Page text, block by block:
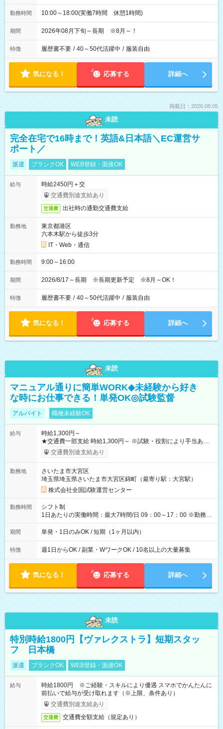
勤務時間 10:00～18:00(実働7時間 休憩1時間)
期間 2026年08月下旬～長期 ※8月～！
特徴 履歴書不要 / 40～50代活躍中 / 服装自由
気になる！ 応募する 詳細へ
掲載日：2026.08.05
未読
完全在宅で16時まで！英語&日本語＼EC運営サ
ポート／
派遣 ブランクOK WEB登録・面接OK
給与
時給2450円＋交
交通費別途支給あり
交通費 出社時の通勤交通費支給
勤務地
東京都港区
六本木駅から徒歩3分
IT・Web・通信
勤務時間 9:00～16:00
期間 2026/8/17～長期 ※長期更新予定 ※8月～OK！
特徴 履歴書不要 / 40～50代活躍中 / 服装自由
気になる！ 応募する 詳細へ
未読
マニュアル通りに簡単WORK◆未経験から好き
な時にお仕事できる！単発OK◎試験監督
アルバイト 職種未経験OK
給与
時給1,300円～
★交通費一部支給 時給1,300円～ ※試験・役割により手当あり
※勤務回数により昇給あり 【即給（前払い）オプションあ
り！】 希望される場合、勤務から1週間ほどで給与の一部を受け
例】 ・河合塾模擬試験 8:30～17:30（休憩1時間） 時給1,300円
×8時間＝日収10,400円＋交通費 ※当日の役割により時給＋100
円の場合あり ・国家試験 7:00～13:30（休憩なし） 時給1,300
円（役割手当＋100円）×6時間＝日収8,400円＋交通費 【試用期
間】試用期間なし
交通費別途支給あり
勤務地
さいたま市大宮区
埼玉県埼玉県さいたま市大宮区錦町（最寄り駅：大宮駅）
株式会社全国試験運営センター
勤務時間
シフト制
1日あたりの実働時間：最大7時間/日 09：00～17：00 ※勤務時
間は 試験により異なります。
期間 単発・1日のみOK / 短期（1ヶ月以内）
特徴 週1日からOK / 副業・WワークOK / 10名以上の大量募集
気になる！ 応募する 詳細へ
未読
特別時給1800円【ヴァレクストラ】短期スタッ
フ 日本橋
派遣 ブランクOK WEB登録・面接OK
給与
時給1800円 ※ご経験・スキルにより優遇 スマホでかんたんに
前払いで給与が受け取れます（※上限、条件あり）
交通費別途支給あり
交通費 交通費全額支給（規定あり）